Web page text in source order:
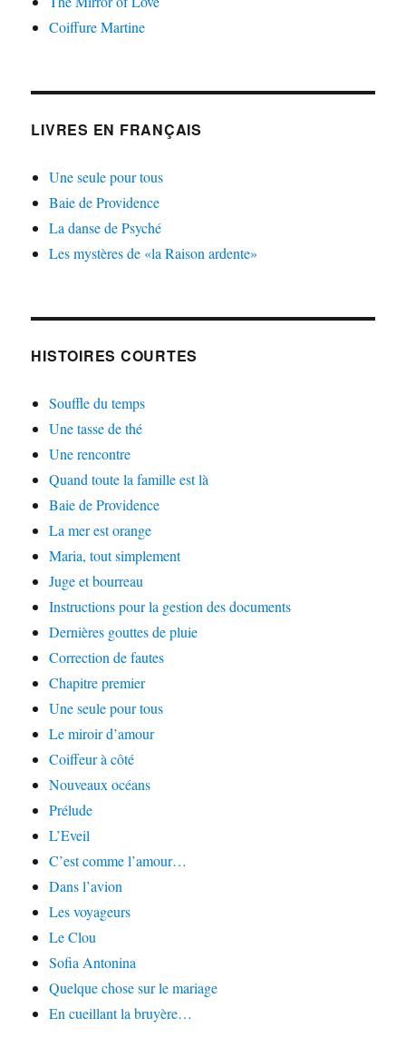
Coiffure Martine
LIVRES EN FRANÇAIS
Une seule pour tous
Baie de Providence
La danse de Psyché
Les mystères de «la Raison ardente»
HISTOIRES COURTES
Souffle du temps
Une tasse de thé
Une rencontre
Quand toute la famille est là
Baie de Providence
La mer est orange
Maria, tout simplement
Juge et bourreau
Instructions pour la gestion des documents
Dernières gouttes de pluie
Correction de fautes
Chapitre premier
Une seule pour tous
Le miroir d’amour
Coiffeur à côté
Nouveaux océans
Prélude
L’Eveil
C’est comme l’amour…
Dans l’avion
Les voyageurs
Le Clou
Sofia Antonina
Quelque chose sur le mariage
En cueillant la bruyère…